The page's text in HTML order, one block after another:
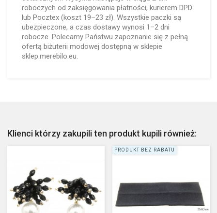
roboczych od zaksięgowania płatności, kurierem DPD
lub Pocztex (koszt 19–23 zł). Wszystkie paczki są
ubezpieczone, a czas dostawy wynosi 1–2 dni
robocze. Polecamy Państwu zapoznanie się z pełną
ofertą biżuterii modowej dostępną w sklepie
sklep.merebilo.eu.
Klienci którzy zakupili ten produkt kupili również:
PRODUKT BEZ RABATU